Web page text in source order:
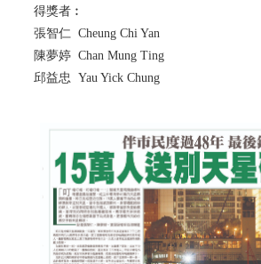
得獎者︰
張智仁 Cheung Chi Yan
陳夢婷 Chan Mung Ting
邱益忠 Yau Yick Chung